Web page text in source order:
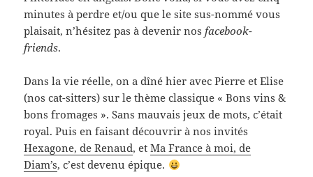
minutes à perdre et/ou que le site sus-nommé vous
plaisait, n’hésitez pas à devenir nosfacebook-
friends.
Dans la vie réelle, on a dîné hier avec Pierre et Elise
(nos cat-sitters) sur le thème classique « Bons vins &
bons fromages ». Sans mauvais jeux de mots, c’était
royal. Puis en faisant découvrir à nos invités
Hexagone, de Renaud, etMa France à moi, de
Diam’s, c’est devenu épique.